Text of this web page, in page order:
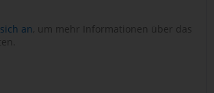
an, um mehr Informationen über das